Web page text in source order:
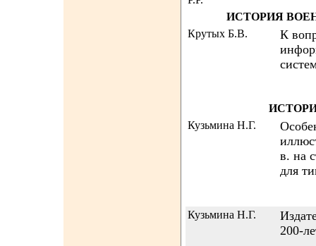
ИСТОРИЯ
Крутых Б.В.
К
Кузьмина Н.Г.
в. на
для
Кузьмина Н.Г.
200-